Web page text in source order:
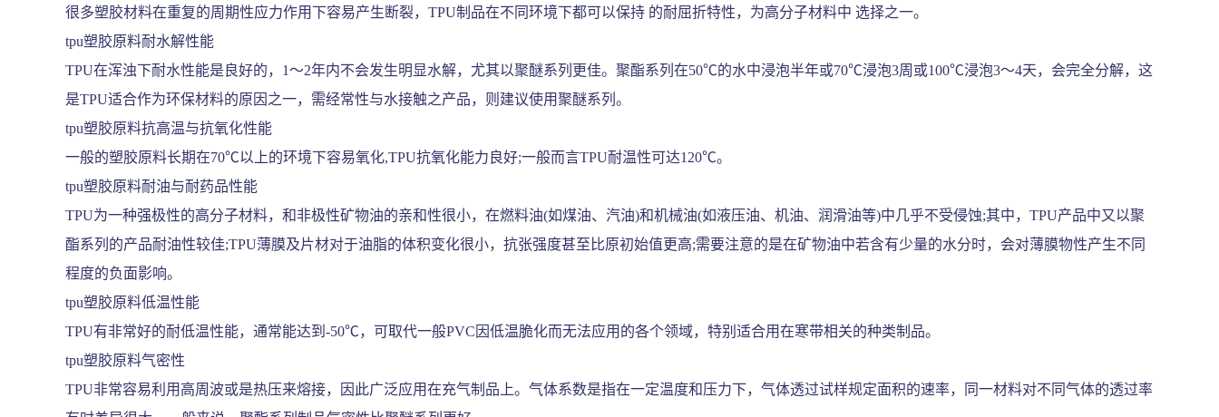
很多塑胶材料在重复的周期性应力作用下容易产生断裂，TPU制品在不同环境下都可以保持 的耐屈折特性，为高分子材料中 选择之一。
tpu塑胶原料耐水解性能
TPU在浑浊下耐水性能是良好的，1～2年内不会发生明显水解，尤其以聚醚系列更佳。聚酯系列在50℃的水中浸泡半年或70℃浸泡3周或100℃浸泡3～4天，会完全分解，这
是TPU适合作为环保材料的原因之一，需经常性与水接触之产品，则建议使用聚醚系列。
tpu塑胶原料抗高温与抗氧化性能
一般的塑胶原料长期在70℃以上的环境下容易氧化,TPU抗氧化能力良好;一般而言TPU耐温性可达120℃。
tpu塑胶原料耐油与耐药品性能
TPU为一种强极性的高分子材料，和非极性矿物油的亲和性很小，在燃料油(如煤油、汽油)和机械油(如液压油、机油、润滑油等)中几乎不受侵蚀;其中，TPU产品中又以聚
酯系列的产品耐油性较佳;TPU薄膜及片材对于油脂的体积变化很小，抗张强度甚至比原初始值更高;需要注意的是在矿物油中若含有少量的水分时，会对薄膜物性产生不同
程度的负面影响。
tpu塑胶原料低温性能
TPU有非常好的耐低温性能，通常能达到-50℃，可取代一般PVC因低温脆化而无法应用的各个领域，特别适合用在寒带相关的种类制品。
tpu塑胶原料气密性
TPU非常容易利用高周波或是热压来熔接，因此广泛应用在充气制品上。气体系数是指在一定温度和压力下，气体透过试样规定面积的速率，同一材料对不同气体的透过率